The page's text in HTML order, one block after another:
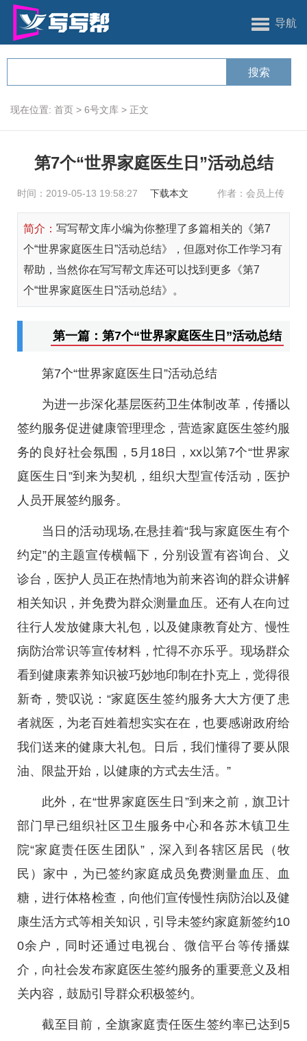
导航
现在位置: 首页 > 6号文库 > 正文
第7个“世界家庭医生日”活动总结
时间：2019-05-13 19:58:27 下载本文 作者：会员上传
简介： 写写帮文库小编为你整理了多篇相关的《第7
个“世界家庭医生日”活动总结》，但愿对你工作学习有
帮助，当然你在写写帮文库还可以找到更多《第7
个“世界家庭医生日”活动总结》。
第一篇：第7个“世界家庭医生日”活动总结
第7个“世界家庭医生日”活动总结
为进一步深化基层医药卫生体制改革，传播以
签约服务促进健康管理理念，营造家庭医生签约服
务的良好社会氛围，5月18日，xx以第7个“世界家
庭医生日”到来为契机，组织大型宣传活动，医护
人员开展签约服务。
当日的活动现场,在悬挂着“我与家庭医生有个
约定”的主题宣传横幅下，分别设置有咨询台、义
诊台，医护人员正在热情地为前来咨询的群众讲解
相关知识，并免费为群众测量血压。还有人在向过
往行人发放健康大礼包，以及健康教育处方、慢性
病防治常识等宣传材料，忙得不亦乐乎。现场群众
看到健康素养知识被巧妙地印制在扑克上，觉得很
新奇，赞叹说：“家庭医生签约服务大大方便了患
者就医，为老百姓着想实实在在，也要感谢政府给
我们送来的健康大礼包。日后，我们懂得了要从限
油、限盐开始，以健康的方式去生活。”
此外，在“世界家庭医生日”到来之前，旗卫计
部门早已组织社区卫生服务中心和各苏木镇卫生
院“家庭责任医生团队”，深入到各辖区居民（牧
民）家中，为已签约家庭成员免费测量血压、血
糖，进行体格检查，向他们宣传慢性病防治以及健
康生活方式等相关知识，引导未签约家庭新签约10
0余户，同时还通过电视台、微信平台等传播媒
介，向社会发布家庭医生签约服务的重要意义及相
关内容，鼓励引导群众积极签约。
截至目前，全旗家庭责任医生签约率已达到5